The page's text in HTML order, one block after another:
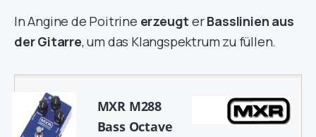
In Angine de Poitrine erzeugt erBasslinien aus
der Gitarre, um das Klangspektrum zu füllen.
MXR M288
Bass Octave